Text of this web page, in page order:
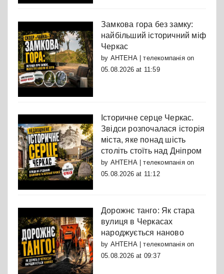
Замкова гора без замку:
найбільший історичний міф
Черкас
by АНТЕНА | телекомпаніяon
05.08.2026 at 11:59
Історичне серце Черкас.
Звідси розпочалася історія
міста, яке понад шість
століть стоїть над Дніпром
by АНТЕНА | телекомпаніяon
05.08.2026 at 11:12
Дорожнє танго: Як стара
вулиця в Черкасах
народжується наново
by АНТЕНА | телекомпаніяon
05.08.2026 at 09:37